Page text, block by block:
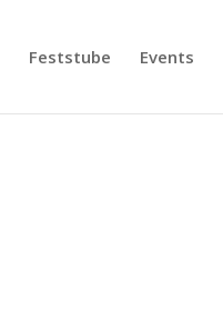
Feststube Events